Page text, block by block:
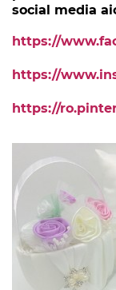
social media
https://
https://
https://